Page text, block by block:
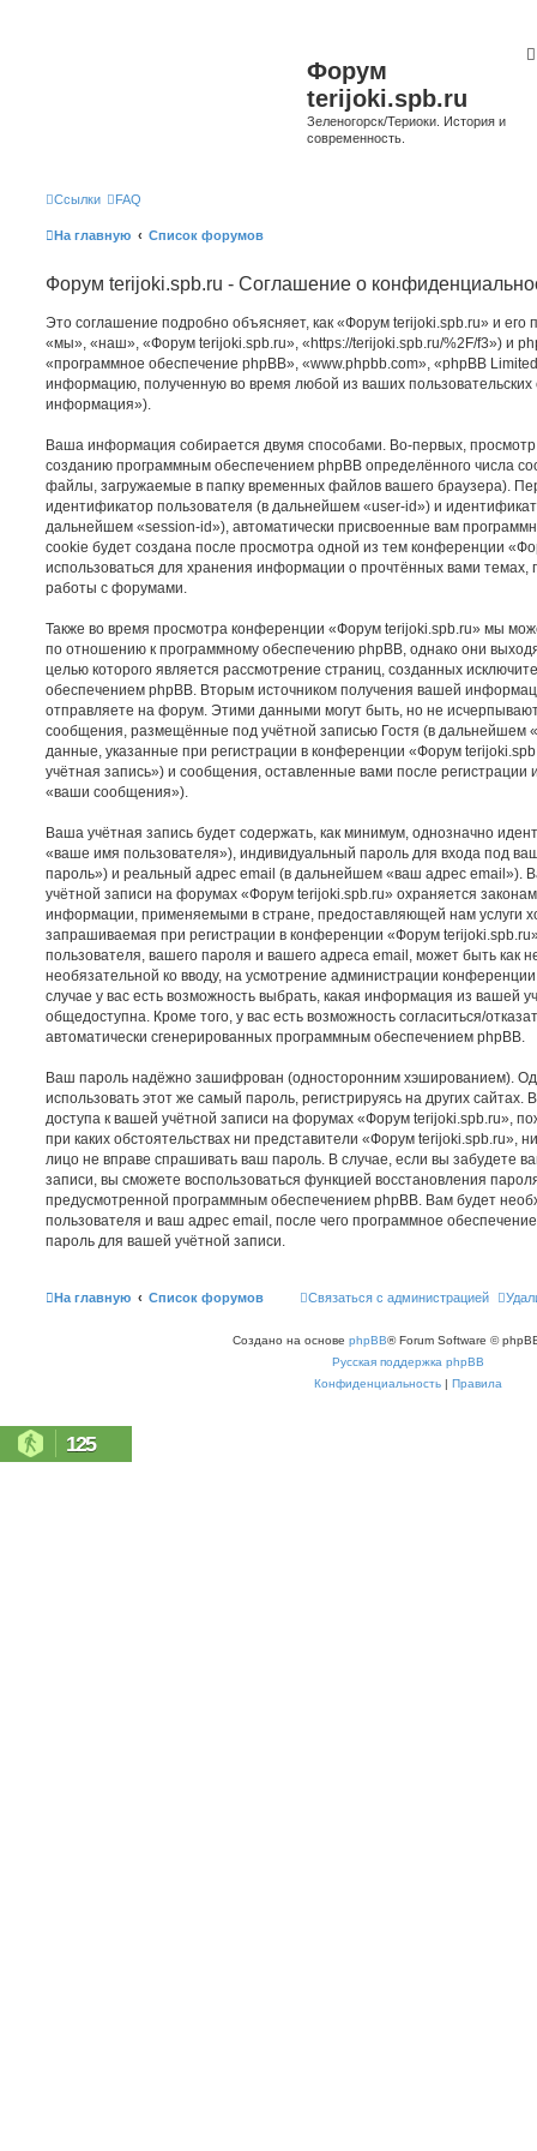
Форум
terijoki.spb.ru
Зеленогорск/Териоки. История и
современность.
Ссылки FAQ
На главную Список форумов
Форум terijoki.spb.ru - Соглашение о
Это соглашение подробно объясняет, как «Форум terijoki.spb.ru» и
«мы», «наш», «Форум terijoki.spb.ru», «https://terijoki.spb.ru/%2F/f3») и
«программное обеспечение phpBB», «www.phpbb.com», «phpBB
информацию, полученную во время любой из ваших
информация»).
Ваша информация собирается двумя способами. Во-первых,
созданию программным обеспечением phpBB определённого числа
файлы, загружаемые в папку временных файлов вашего браузера).
идентификатор пользователя (в дальнейшем «user-id») и
дальнейшем «session-id»), автоматически присвоенные вам
cookie будет создана после просмотра одной из тем конференции
использоваться для хранения информации о прочтённых вами
работы с форумами.
Также во время просмотра конференции «Форум terijoki.spb.ru» мы
по отношению к программному обеспечению phpBB, однако они
целью которого является рассмотрение страниц, созданных
обеспечением phpBB. Вторым источником получения вашей
отправляете на форум. Этими данными могут быть, но не
сообщения, размещённые под учётной записью Гостя (в дальнейшем
данные, указанные при регистрации в конференции «Форум
учётная запись») и сообщения, оставленные вами после
«ваши сообщения»).
Ваша учётная запись будет содержать, как минимум, однозначно
«ваше имя пользователя»), индивидуальный пароль для входа под
пароль») и реальный адрес email (в дальнейшем «ваш адрес email»).
учётной записи на форумах «Форум terijoki.spb.ru» охраняется
информации, применяемыми в стране, предоставляющей нам услуги
запрашиваемая при регистрации в конференции «Форум
пользователя, вашего пароля и вашего адреса email, может быть как
необязательной ко вводу, на усмотрение администрации
случае у вас есть возможность выбрать, какая информация из вашей
общедоступна. Кроме того, у вас есть возможность согласиться/
автоматически сгенерированных программным обеспечением phpBB.
Ваш пароль надёжно зашифрован (односторонним хэшированием).
использовать этот же самый пароль, регистрируясь на других
доступа к вашей учётной записи на форумах «Форум terijoki.spb.ru»,
при каких обстоятельствах ни представители «Форум terijoki.spb.ru»,
лицо не вправе спрашивать ваш пароль. В случае, если вы забудете
записи, вы сможете воспользоваться функцией восстановления
предусмотренной программным обеспечением phpBB. Вам будет
пользователя и ваш адрес email, после чего программное
пароль для вашей учётной записи.
На главную Список форумов Связаться с администрацией
Создано на основе phpBB® Forum Software ©
Русская поддержка phpBB
Конфиденциальность | Правила
125